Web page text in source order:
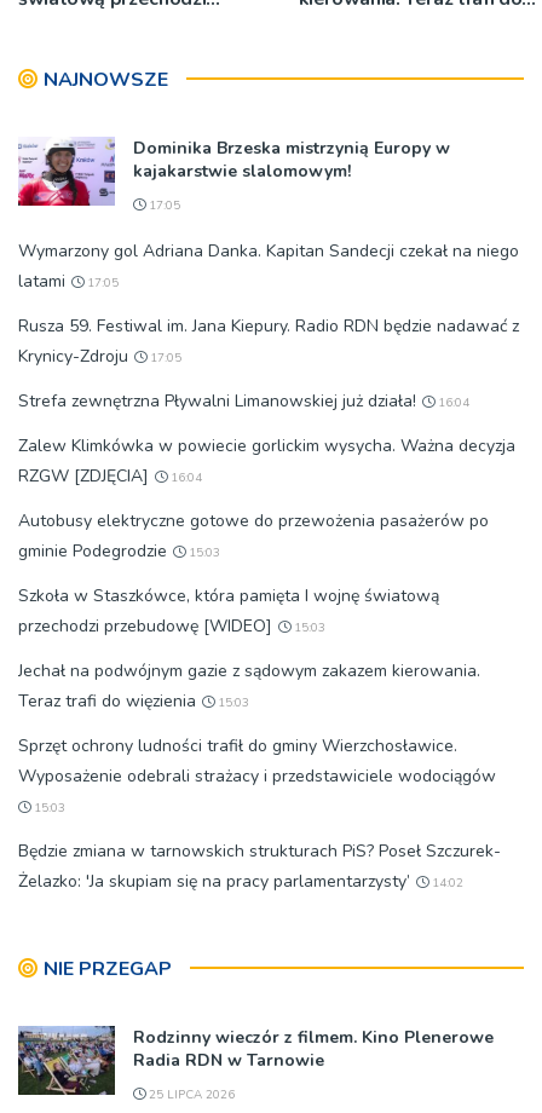
NAJNOWSZE
Dominika Brzeska mistrzynią Europy w
kajakarstwie slalomowym!
17:05
Wymarzony gol Adriana Danka. Kapitan Sandecji czekał na niego
latami
17:05
Rusza 59. Festiwal im. Jana Kiepury. Radio RDN będzie nadawać z
Krynicy-Zdroju
17:05
Strefa zewnętrzna Pływalni Limanowskiej już działa! 16:04
Zalew Klimkówka w powiecie gorlickim wysycha. Ważna decyzja
RZGW [ZDJĘCIA]
16:04
Autobusy elektryczne gotowe do przewożenia pasażerów po
gminie Podegrodzie
15:03
Szkoła w Staszkówce, która pamięta I wojnę światową
przechodzi przebudowę [WIDEO]
15:03
Jechał na podwójnym gazie z sądowym zakazem kierowania.
Teraz trafi do więzienia
15:03
Sprzęt ochrony ludności trafił do gminy Wierzchosławice.
Wyposażenie odebrali strażacy i przedstawiciele wodociągów
15:03
Będzie zmiana w tarnowskich strukturach PiS? Poseł Szczurek-
Żelazko: 'Ja skupiam się na pracy parlamentarzysty’
14:02
NIE PRZEGAP
Rodzinny wieczór z filmem. Kino Plenerowe
Radia RDN w Tarnowie
25 LIPCA 2026